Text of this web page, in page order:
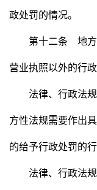
政处罚的情况。
第十二条 地方性
营业执照以外的行政
法律、行政法规
方性法规需要作出
的给予行政处罚的
法律、行政法规